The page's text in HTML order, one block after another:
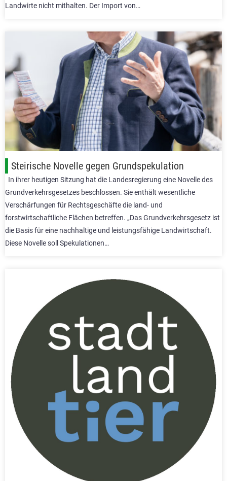
Landwirte nicht mithalten. Der Import von…
Steirische Novelle gegen Grundspekulation
In ihrer heutigen Sitzung hat die Landesregierung eine Novelle des
Grundverkehrsgesetzes beschlossen. Sie enthält wesentliche
Verschärfungen für Rechtsgeschäfte die land- und
forstwirtschaftliche Flächen betreffen. „Das Grundverkehrsgesetz ist
die Basis für eine nachhaltige und leistungsfähige Landwirtschaft.
Diese Novelle soll Spekulationen…